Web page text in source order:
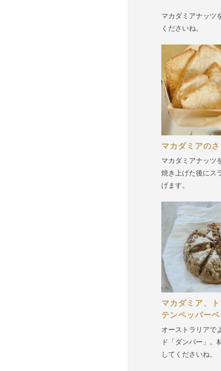
マカダミアナッツ
くださいね。
マカダミアの
マカダミアナッツ
焼き上げた後にス
げます。
マカダミア、
テンペッパー
オーストラリアで
ド「ダンパー」。
してくださいね。